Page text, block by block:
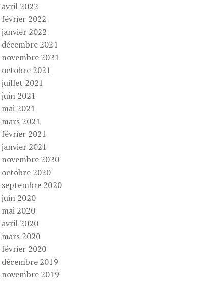
avril 2022
février 2022
janvier 2022
décembre 2021
novembre 2021
octobre 2021
juillet 2021
juin 2021
mai 2021
mars 2021
février 2021
janvier 2021
novembre 2020
octobre 2020
septembre 2020
juin 2020
mai 2020
avril 2020
mars 2020
février 2020
décembre 2019
novembre 2019